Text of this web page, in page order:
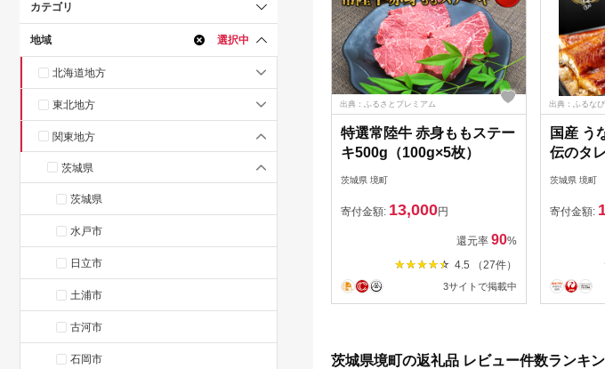
カテゴリ
地域 選択中
北海道地方
東北地方
関東地方
茨城県
茨城県
水戸市
日立市
土浦市
古河市
石岡市
出典：ふるさとプレミアム
特選常陸牛 赤身ももステー
キ500g（100g×5枚）
茨城県 境町
寄付金額: 13,000円
還元率 90%
4.5 （27件）
3サイトで掲載中
出典：ふるなび
国産 う
伝のタ
計300g
茨城県 境町
寄付金額:
茨城県境町の返礼品 レビュー件数ランキ